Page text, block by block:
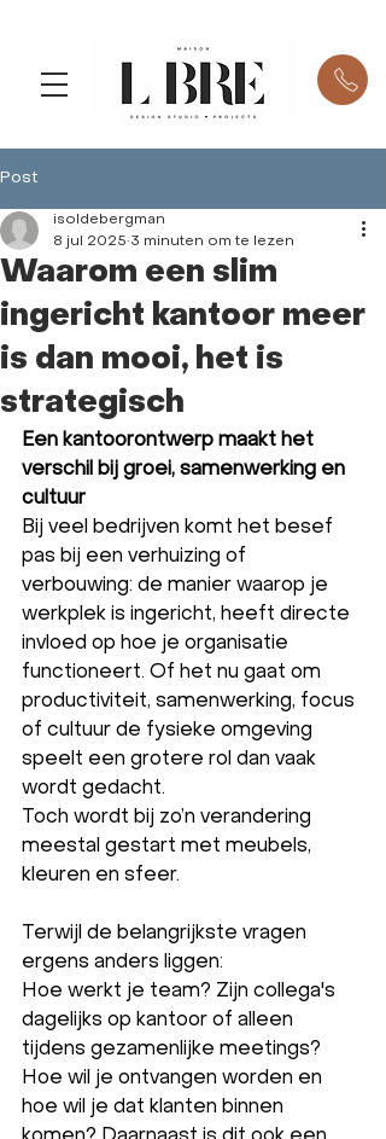
Post
Waarom een slim
ingericht kantoor meer
is dan mooi, het is
strategisch
isoldebergman
8 jul 2025 3 minuten om te lezen
Een kantoorontwerp maakt het
verschil bij groei, samenwerking en
cultuur
Bij veel bedrijven komt het besef
pas bij een verhuizing of
verbouwing: de manier waarop je
werkplek is ingericht, heeft directe
invloed op hoe je organisatie
functioneert. Of het nu gaat om
productiviteit, samenwerking, focus
of cultuur de fysieke omgeving
speelt een grotere rol dan vaak
wordt gedacht.
Toch wordt bij zo’n verandering
meestal gestart met meubels,
kleuren en sfeer.
Terwijl de belangrijkste vragen
ergens anders liggen:
Hoe werkt je team? Zijn collega's
dagelijks op kantoor of alleen
tijdens gezamenlijke meetings?
Hoe wil je ontvangen worden en
hoe wil je dat klanten binnen